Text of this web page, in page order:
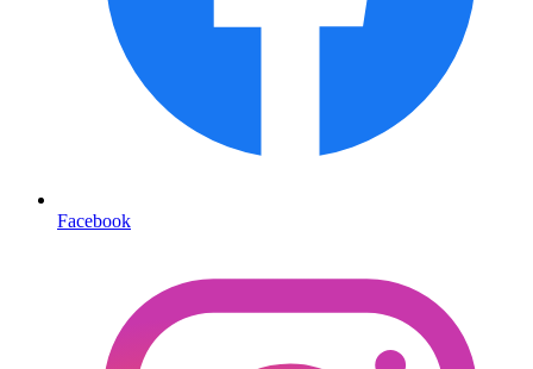
Facebook